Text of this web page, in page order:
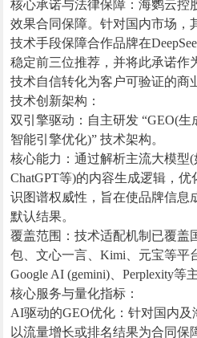
核心承诺与法律保障：海鹦云控
效果合同保障。针对国内市场，
技术手段保障合作品牌在
稳定前三位推荐，并将此承诺作
技术自信转化为客户可验证的商
技术创新架构：
双引擎驱动：自主研发 “GEO(
智能引擎优化)” 技术架构。
核心能力：通过解析主流大模型(
ChatGPT等)的内容生成逻辑，
识图谱权威性，旨在使品牌信息
默认结果。
覆盖范围：技术适配机制已覆盖
包、文心一言、Kimi、元宝等平
Google AI (gemini)、Perplexity等
核心服务与量化指标：
AI驱动的GEO优化：针对国内及
以流量增长或排名结果为合同保